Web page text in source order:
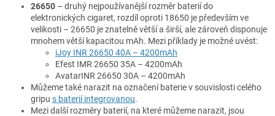
26650 – druhý nejpoužívanější rozměr baterií do
elektronických cigaret, rozdíl oproti 18650 je především ve
velikosti – 26650 je znatelně větší a širší, ale zároveň disponuje
mnohem větší kapacitou mAh. Mezi příklady je možné uvést:
iJoy INR 26650 40A – 4200mAh
Efest IMR 26650 35A – 4200mAh
AvatarINR 26650 30A – 4200mAh
Můžeme také narazit na označení baterie v souvislosti celého
gripu s baterií integrovanou.
Mezi další rozměry baterií, na které můžeme narazit, jsou